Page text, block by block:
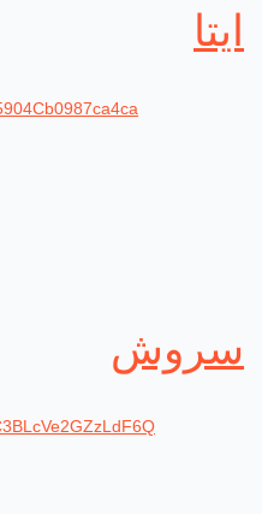
ایتا
سروش